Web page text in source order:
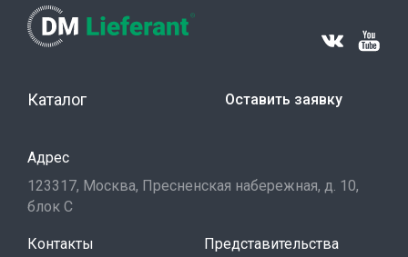
Каталог Оставить заявку
Адрес
123317, Москва, Пресненская набережная, д. 10,
блок С
Контакты Представительства